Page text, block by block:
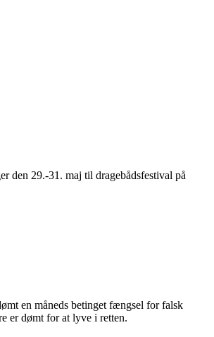
den 29.-31. maj til dragebådsfestival på
en måneds betinget fængsel for falsk
er dømt for at lyve i retten.